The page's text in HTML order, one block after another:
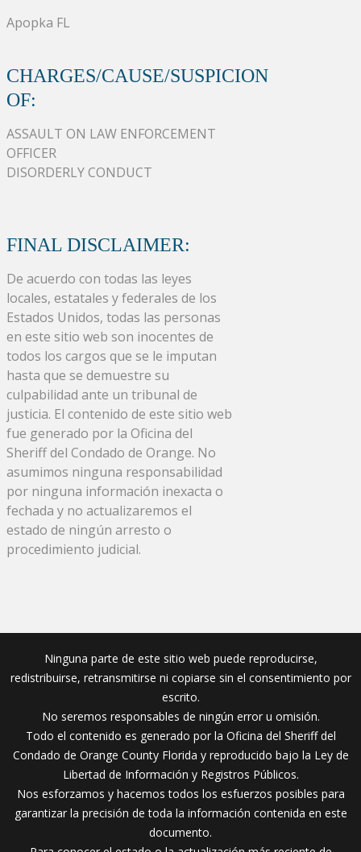
Apopka FL
CHARGES/CAUSE/SUSPICION
OF:
ASSAULT ON LAW ENFORCEMENT
OFFICER
DISORDERLY CONDUCT
FINAL DISCLAIMER:
De acuerdo con todas las leyes
locales, estatales y federales de los
Estados Unidos, todas las personas
en este sitio web son inocentes de
todos los cargos que se le imputan
hasta que se demuestre su
culpabilidad ante un tribunal de
justicia. El contenido de este sitio web
fue generado por la Oficina del
Sheriff del Condado de Orange. No
asumimos ninguna responsabilidad
por ninguna información inexacta o
fechada y no actualizaremos el
estado de ningún arresto o
procedimiento judicial.
Ninguna parte de este sitio web puede reproducirse,
redistribuirse, retransmitirse ni copiarse sin el consentimiento por
escrito.
No seremos responsables de ningún error u omisión.
Todo el contenido es generado por la Oficina del Sheriff del
Condado de Orange County Florida y reproducido bajo la Ley de
Libertad de Información y Registros Públicos.
Nos esforzamos y hacemos todos los esfuerzos posibles para
garantizar la precisión de toda la información contenida en este
documento.